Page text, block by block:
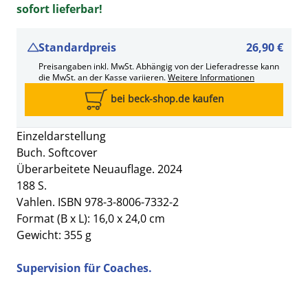
Einzeldarstellung
Buch. Softcover
Überarbeitete Neuauflage. 2024
188 S.
Vahlen. ISBN 978-3-8006-7332-2
Format (B x L): 16,0 x 24,0 cm
Gewicht: 355 g
Supervision für Coaches.
sofort lieferbar!
Standardpreis 26,90 €
Preisangaben inkl. MwSt. Abhängig von der Lieferadresse kann
die MwSt. an der Kasse variieren.Weitere Informationen
bei beck-shop.de kaufen